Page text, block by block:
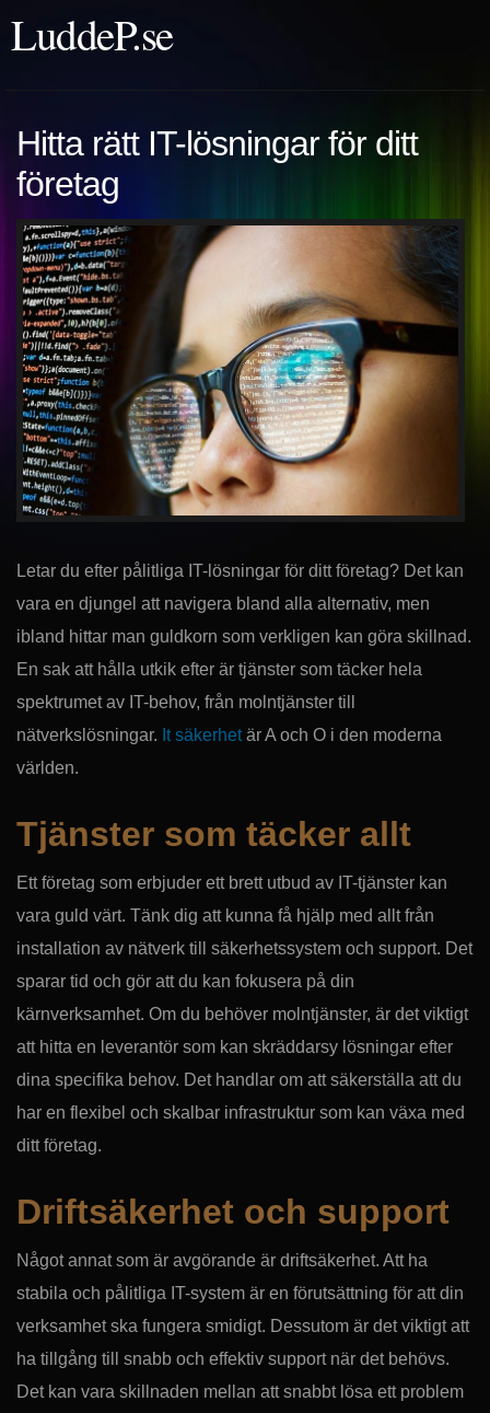
LuddeP.se
Hitta rätt IT-lösningar för ditt
företag
Letar du efter pålitliga IT-lösningar för ditt företag? Det kan
vara en djungel att navigera bland alla alternativ, men
ibland hittar man guldkorn som verkligen kan göra skillnad.
En sak att hålla utkik efter är tjänster som täcker hela
spektrumet av IT-behov, från molntjänster till
nätverkslösningar. It säkerhetär A och O i den moderna
världen.
Tjänster som täcker allt
Ett företag som erbjuder ett brett utbud av IT-tjänster kan
vara guld värt. Tänk dig att kunna få hjälp med allt från
installation av nätverk till säkerhetssystem och support. Det
sparar tid och gör att du kan fokusera på din
kärnverksamhet. Om du behöver molntjänster, är det viktigt
att hitta en leverantör som kan skräddarsy lösningar efter
dina specifika behov. Det handlar om att säkerställa att du
har en flexibel och skalbar infrastruktur som kan växa med
ditt företag.
Driftsäkerhet och support
Något annat som är avgörande är driftsäkerhet. Att ha
stabila och pålitliga IT-system är en förutsättning för att din
verksamhet ska fungera smidigt. Dessutom är det viktigt att
ha tillgång till snabb och effektiv support när det behövs.
Det kan vara skillnaden mellan att snabbt lösa ett problem